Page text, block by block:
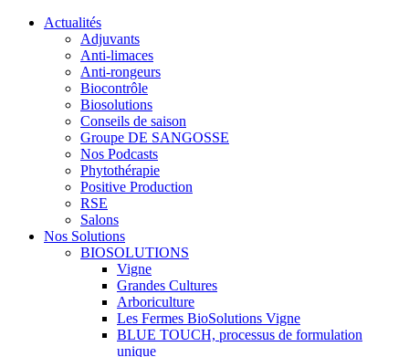
Actualités
Adjuvants
Anti-limaces
Anti-rongeurs
Biocontrôle
Biosolutions
Conseils de saison
Groupe DE SANGOSSE
Nos Podcasts
Phytothérapie
Positive Production
RSE
Salons
Nos Solutions
BIOSOLUTIONS
Vigne
Grandes Cultures
Arboriculture
Les Fermes BioSolutions Vigne
BLUE TOUCH, processus de formulation
unique